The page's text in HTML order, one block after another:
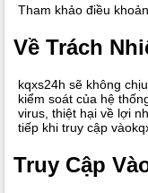
Tham khảo điều
Về Trách
kqxs24h sẽ không
kiểm soát của hệ
virus, thiệt hại về lợi
tiếp khi truy cập
Truy Cập